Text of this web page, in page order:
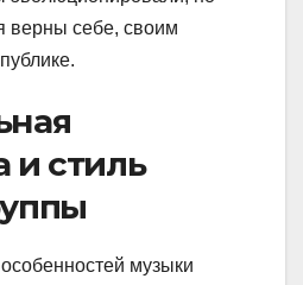
верны себе, своим
и стиль
музыки